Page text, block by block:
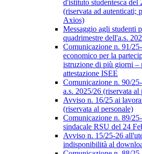
d'istituto studentesca del
(riservata ad autenticati;
Axios)
Messaggio agli studenti
quadrimestre dell'a.s.
Comunicazione n. 91/
economico per la
istruzione di più giorni –
attestazione ISEE
Comunicazione n. 90/
a.s. 2025/26 (riservata al
Avviso n. 16/25 ai
(riservata al personale)
Comunicazione n. 89/
sindacale RSU del 24
Avviso n. 15/25-26
indisponibilità al